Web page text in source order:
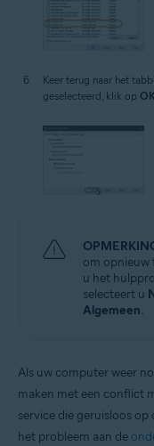
Keer terug naar het
geselecteerd, klik op
om opnieuw
u het
selecteert u
Algemeen.
Als uw computer weer
maken met een conflict
service die geruisloos
het probleem aan de